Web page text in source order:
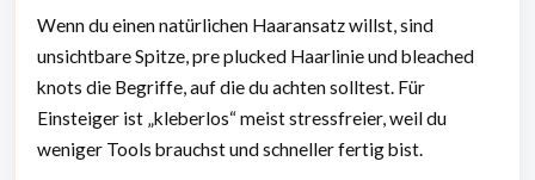
Wenn du einen natürlichen Haaransatz willst, sind
unsichtbare Spitze, pre plucked Haarlinie und bleached
knots die Begriffe, auf die du achten solltest. Für
Einsteiger ist „kleberlos“ meist stressfreier, weil du
weniger Tools brauchst und schneller fertig bist.